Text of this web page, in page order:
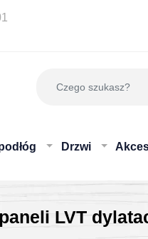
Drzwi
LVT